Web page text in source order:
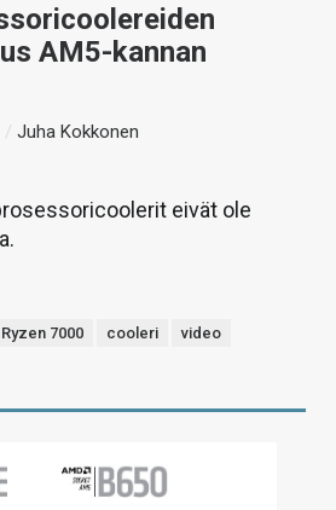
AM5-kannan
/Juha Kokkonen
eivät ole
Ryzen 7000 cooleri
video